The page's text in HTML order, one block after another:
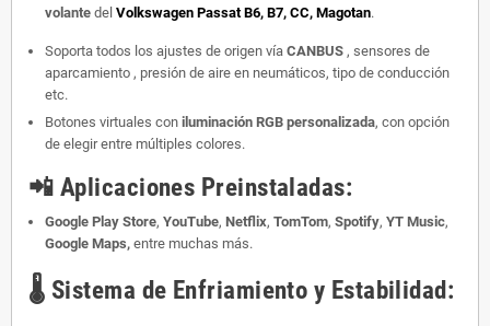
volante del Volkswagen Passat B6, B7, CC, Magotan.
Soporta todos los ajustes de origen vía CANBUS , sensores de
aparcamiento , presión de aire en neumáticos, tipo de conducción
etc.
Botones virtuales con iluminación RGB personalizada, con opción
de elegir entre múltiples colores.
📲 Aplicaciones Preinstaladas:
Google Play Store, YouTube, Netflix, TomTom, Spotify, YT Music,
Google Maps, entre muchas más.
🌡️ Sistema de Enfriamiento y Estabilidad: